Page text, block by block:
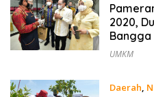
2020,
Bangga
UMKM
Daerah,